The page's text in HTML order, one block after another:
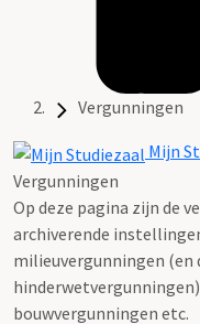
Vergunningen
Mijn
Vergunningen
Op deze pagina zijn de
archiverende
milieuvergunningen (en
bouwvergunningen etc.